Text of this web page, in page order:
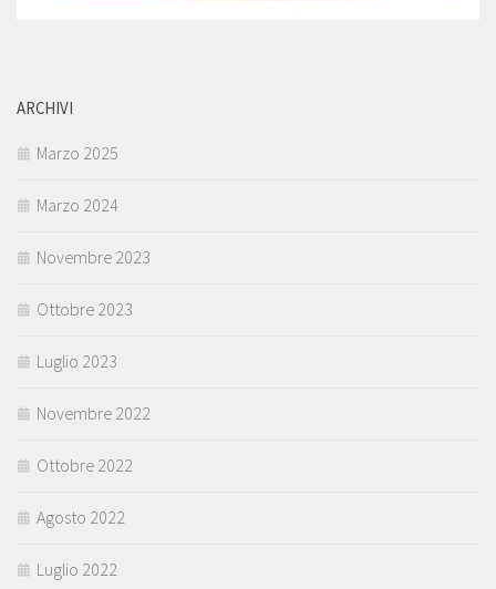
ARCHIVI
Marzo 2025
Marzo 2024
Novembre 2023
Ottobre 2023
Luglio 2023
Novembre 2022
Ottobre 2022
Agosto 2022
Luglio 2022